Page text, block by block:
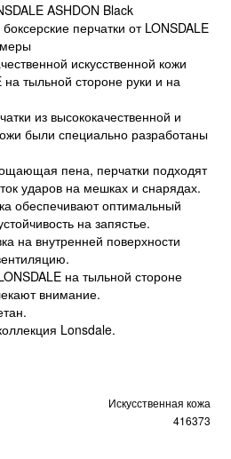
ASHDON Black
перчатки от LONSDALE
искусственной кожи
тыльной стороне руки и на
из высококачественной и
были специально разработаны
пена, перчатки подходят
ударов на мешках и снарядах.
обеспечивают оптимальный
на запястье.
на внутренней поверхности
на тыльной стороне
внимание.
Lonsdale.
Искусственная кожа
416373